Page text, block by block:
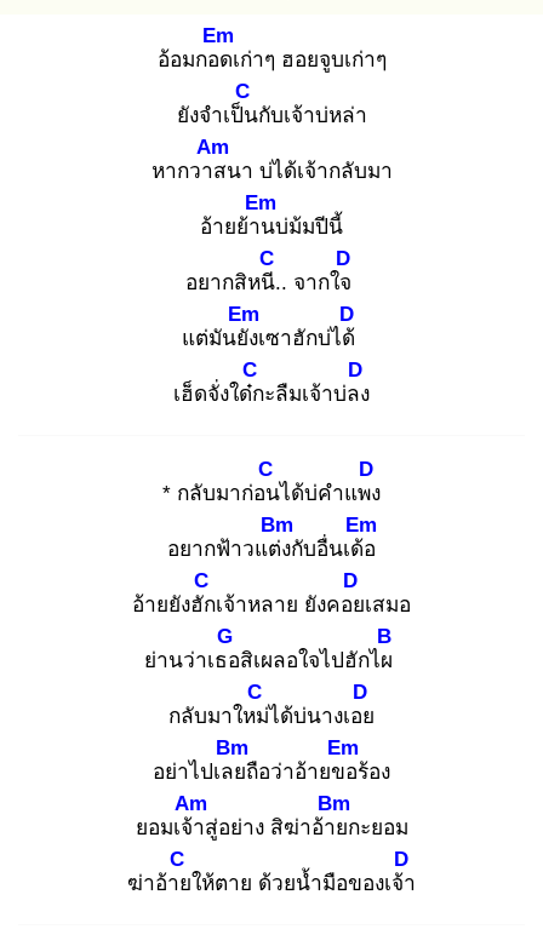
อ้อมกอด
Em
เก่าๆ ฮอยจูบเก่าๆ
ยังจำเป็น
C
กับเจ้าบ่หล่า
หากวาส
Am
นา บ่ได้เจ้ากลับมา
อ้ายย้าน
Em
บ่ม้มปีนี้
อยากสิหนี.
C
. จากใจ
D
แต่มันยัง
Em
เซาฮักบ่ได้
D
เฮ็ดจั่งใด๋ก
C
ะลืมเจ้าบ่ลง
D
* กลับมาก่อน
C
ได้บ่คำแพง
D
อยากฟ้าวแต่ง
Bm
กับอื่นเด้อ
Em
อ้ายยังฮัก
C
เจ้าหลาย ยังคอย
D
เสมอ
ย่านว่าเธอ
G
สิเผลอใจไปฮักไผ
B
กลับมาใหม่
C
ได้บ่นางเอย
D
อย่าไปเลย
Bm
ถือว่าอ้ายขอ
Em
ร้อง
ยอมเจ้า
Am
สู่อย่าง สิฆ่าอ้าย
Bm
กะยอม
ฆ่าอ้าย
C
ให้ตาย ด้วยน้ำมือของเจ้า
D